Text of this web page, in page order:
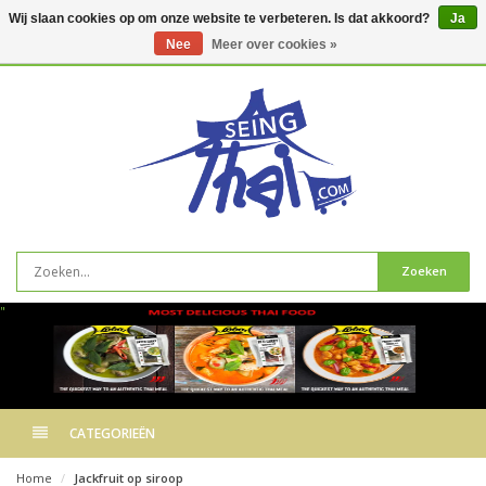
Zoeken
"
CATEGORIEËN
Home Jackfruit op siroop
Wij slaan cookies op om onze website te verbeteren. Is dat akkoord?
Ja
Nee
Meer over cookies »